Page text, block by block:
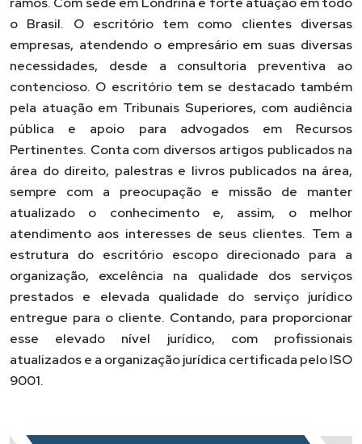
o Brasil. O escritório tem como clientes diversas
empresas, atendendo o empresário em suas diversas
necessidades, desde a consultoria preventiva ao
contencioso. O escritório tem se destacado também
pela atuação em Tribunais Superiores, com audiência
pública e apoio para advogados em Recursos
Pertinentes. Conta com diversos artigos publicados na
área do direito, palestras e livros publicados na área,
sempre com a preocupação e missão de manter
atualizado o conhecimento e, assim, o melhor
atendimento aos interesses de seus clientes. Tem a
estrutura do escritório escopo direcionado para a
organização, excelência na qualidade dos serviços
prestados e elevada qualidade do serviço jurídico
entregue para o cliente. Contando, para proporcionar
esse elevado nível jurídico, com profissionais
atualizados e a organização jurídica certificada pelo ISO
9001.